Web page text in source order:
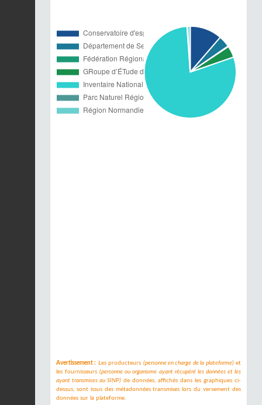
Avertissement : Les producteurs (personne en charge de la plateforme)et
les fournisseurs(personne ou organisme ayant récupéré les données et les
ayant transmises au SINP) de données, affichés dans les graphiques ci-
dessus, sont issus des métadonnées transmises lors du versement des
données sur la plateforme.